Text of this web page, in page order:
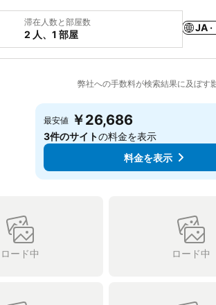
滞在人数と部屋数
2 人、1 部屋
JA ·
弊社への手数料が検索結果に及ぼす
ア
お気に入りに追加
最安値 ￥26,686
3件のサイトの料金を表示
料金を表示
ロード中 ロード中